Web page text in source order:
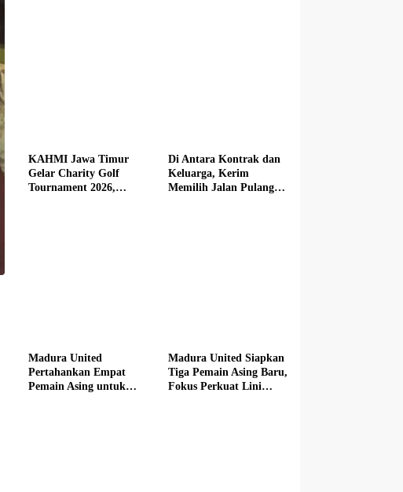
KAHMI Jawa Timur
Gelar Charity Golf
Tournament 2026,
Di Antara Kontrak dan
Keluarga, Kerim
Memilih Jalan Pulang
Madura United
Pertahankan Empat
Pemain Asing untuk
Madura United Siapkan
Tiga Pemain Asing Baru,
Fokus Perkuat Lini